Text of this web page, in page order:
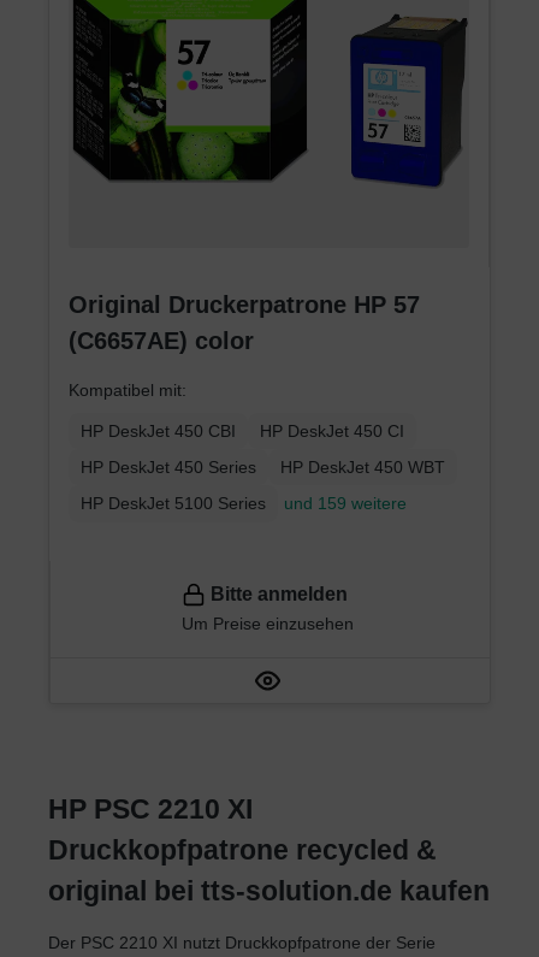
Original Druckerpatrone HP 57
(C6657AE) color
Kompatibel mit:
HP DeskJet 450 CBI
HP DeskJet 450 CI
HP DeskJet 450 Series
HP DeskJet 450 WBT
HP DeskJet 5100 Series
und 159 weitere
Bitte anmelden
Um Preise einzusehen
HP PSC 2210 XI
Druckkopfpatrone recycled &
original bei tts-solution.de kaufen
Der PSC 2210 XI nutzt Druckkopfpatrone der Serie